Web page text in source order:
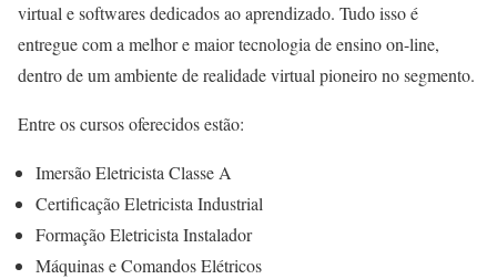
virtual e softwares dedicados ao aprendizado. Tudo isso é
entregue com a melhor e maior tecnologia de ensino on-line,
dentro de um ambiente de realidade virtual pioneiro no segmento.
Entre os cursos oferecidos estão:
Imersão Eletricista Classe A
Certificação Eletricista Industrial
Formação Eletricista Instalador
Máquinas e Comandos Elétricos